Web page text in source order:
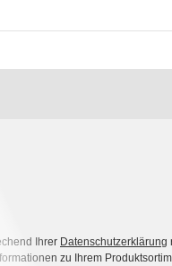
Ihrer Datenschutzerklärung
zu Ihrem